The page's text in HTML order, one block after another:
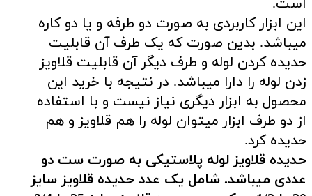
است.
این ابزار کاربردی به صورت دو طرفه و یا دو کاره
میباشد. بدین صورت که یک طرف آن قابلیت
حدیده کردن لوله و طرف دیگر آن قابلیت قلاویز
زدن لوله را دارا میباشد. در نتیجه با خرید این
محصول به ابزار دیگری نیاز نیست و با استفاده
از دو طرف ابزار میتوان لوله را هم قلاویز و هم
حدیده کرد.
حدیده قلاویز لوله پلاستیکی به صورت ست دو
عددی میباشد. شامل یک عدد حدیده قلاویز سایز